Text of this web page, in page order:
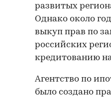
развитых
Однако около
выкуп прав по
российских
кредитованию
Агентство по
было создано